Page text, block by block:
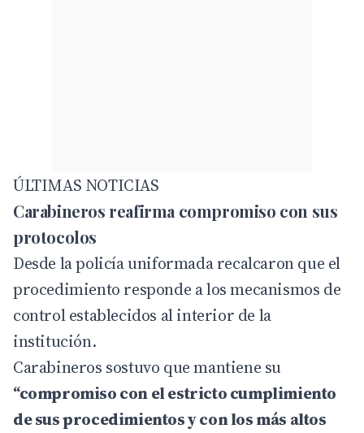
ÚLTIMAS NOTICIAS
Carabineros reafirma compromiso con sus
protocolos
Desde la policía uniformada recalcaron que el
procedimiento responde a los mecanismos de
control establecidos al interior de la
institución.
Carabineros sostuvo que mantiene su
“compromiso con el estricto cumplimiento
de sus procedimientos y con los más altos